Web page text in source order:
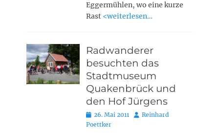
Eggermühlen, wo eine kurze
Rast <weiterlesen…
Radwanderer
besuchten das
Stadtmuseum
Quakenbrück und
den Hof Jürgens
Posted
on
26. Mai 2011 AutorReinhard
Poettker